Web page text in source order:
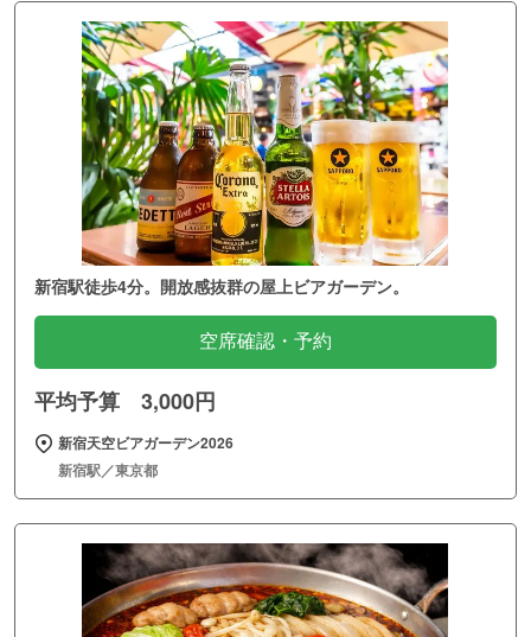
新宿駅徒歩4分。開放感抜群の屋上ビアガーデン。
空席確認・予約
平均予算 3,000円
新宿天空ビアガーデン2026
新宿駅／東京都